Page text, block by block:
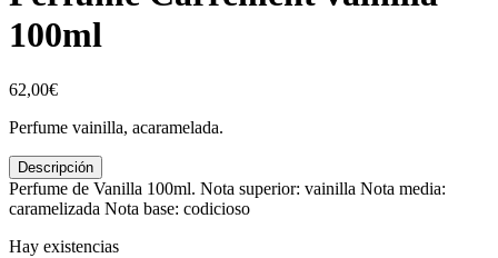
100ml
62,00€
Perfume vainilla, acaramelada.
Descripción
Perfume de Vanilla 100ml. Nota superior: vainilla Nota media:
caramelizada Nota base: codicioso
Hay existencias